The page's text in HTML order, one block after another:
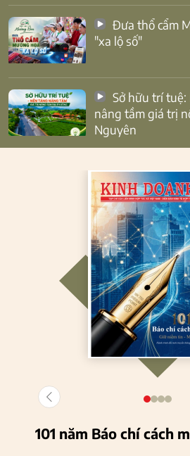
"xa lộ số"
nâng tầm giá trị
Nguyên
101 năm Báo chí cách